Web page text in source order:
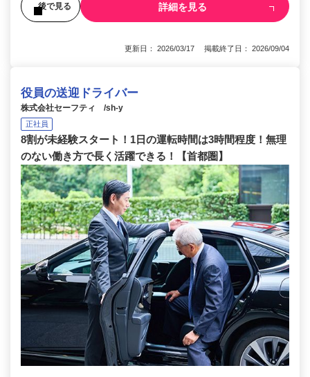
後で見る 詳細を見る
更新日： 2026/03/17 掲載終了日： 2026/09/04
役員の送迎ドライバー
株式会社セーフティ /sh-y
正社員
8割が未経験スタート！1日の運転時間は3時間程度！無理
のない働き方で長く活躍できる！【首都圏】